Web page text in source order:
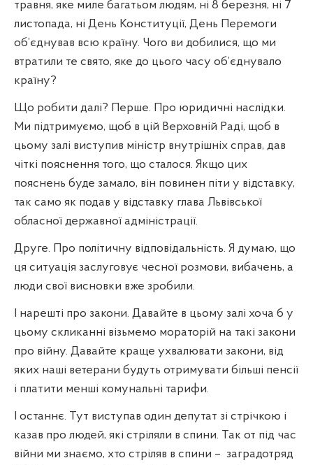
травня, яке миле багатьом людям, ні 8 березня, ні 7
листопада, ні День Конституції, День Перемоги
об’єднував всю країну. Чого ви добилися, що ми
втратили те свято, яке до цього часу об’єднувало
країну?
Що робити далі? Перше. Про юридичні наслідки.
Ми підтримуємо, щоб в цій Верховній Раді, щоб в
цьому залі виступив міністр внутрішніх справ, дав
чіткі пояснення того, що сталося. Якщо цих
пояснень буде замало, він повинен піти у відставку,
так само як подав у відставку глава Львівської
обласної державної адміністрації.
Друге. Про політичну відповідальність. Я думаю, що
ця ситуація заслуговує чесної розмови, вибачень, а
люди свої висновки вже зробили.
І нарешті про закони. Давайте в цьому залі хоча б у
цьому скликанні візьмемо мораторій на такі закони
про війну. Давайте краще ухвалювати закони, від
яких наші ветерани будуть отримувати більші пенсії
і платити менші комунальні тарифи.
І останнє. Тут виступав один депутат зі стрічкою і
казав про людей, які стріляли в спини. Так от під час
війни ми знаємо, хто стріляв в спини – заградотряд